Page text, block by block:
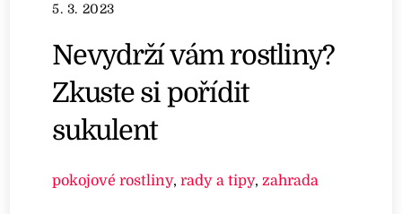
5. 3. 2023
Nevydrží vám rostliny?
Zkuste si pořídit
sukulent
pokojové rostliny,rady a tipy,zahrada